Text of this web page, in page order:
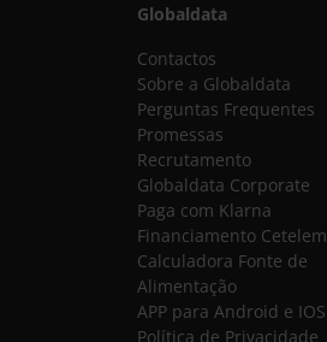
Globaldata
Contactos
Sobre a Globaldata
Perguntas Frequentes
Promessas
Recrutamento
Globaldata Corporate
Paga com Klarna
Financiamento Cetelem
Calculadora Fonte de
Alimentação
APP para Android e IOS
Política de Privacidade